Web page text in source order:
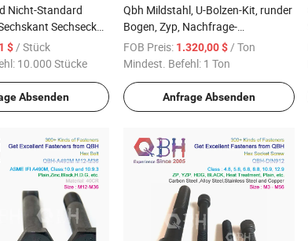
Nicht-Standard
Sechseck
Ersatzteile
$ / Stück
10.000 Stücke
Absenden
Qbh Mildstahl, U-Bolzen-Kit, runder
Bogen, Zyp, Nachfrage-
Spezifikation in Korea, Vollgröße
Körper (KIT = 1 U-BOLZEN MIT 2
ZUSAMMENGESTELLT)
Koreanische Werft U-Bolzen
FOB Preis: 1.320,00 $ / Ton
Mindest. Befehl: 1 Ton
Anfrage Absenden